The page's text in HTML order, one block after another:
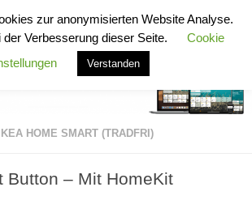
IKEA HOME SMART (TRADFRI)
Button – Mit HomeKit
zur anonymisierten Website Analyse.
der Verbesserung dieser Seite.
Cookie
Verstanden